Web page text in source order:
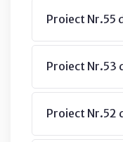
Proiect
Proiect
Proiect